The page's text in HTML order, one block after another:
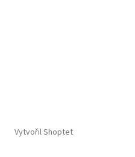
Vytvořil Shoptet